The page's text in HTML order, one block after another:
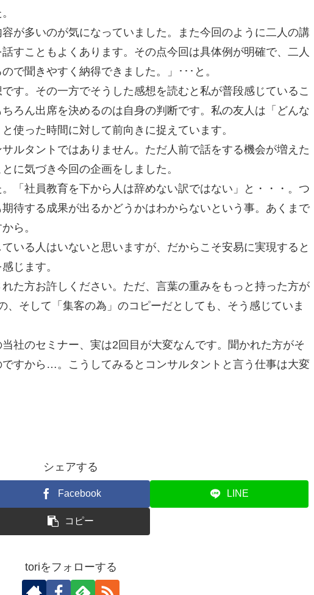
容が多いのが気になっていました。また今回のように二人の講
すこともよくあります。その点今回は具体例が明確で、二人
で聞きやすく納得できました。」･･･と。
す。その一方でそうした感想を読むと私が普段感じているこ
ろん出席を決めるのは自身の判断です。私の友人は「どんな
使った時間に対して前向きに捉えています。
ルタントではありません。ただ人前で話をする機会が増えた
に気づき今回の企画をしました。
「社員教育を下から人は辞めない訳ではない」と・・・。つ
待する成果が出るかどうかはわからないという事。あくまで
ら。
いる人はいないと思いますが、だからこそ安易に実現すると
じます。
た方お許しください。ただ、言葉の重みをもっと持った方が
、そして「集客の為」のコピーだとしても、そう感じていま
社のセミナー、実は2回目が大変なんです。聞かれた方がそ
すから…。こうしてみるとコンサルタントと言う仕事は大変
シェアする
Facebook LINE
コピー
toriをフォローする